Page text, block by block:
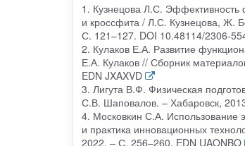
1. Кузнецова Л.С. Эффективность
и кроссфита / Л.С. Кузнецова, Ж.
С. 121–127. DOI 10.48114/2306-
2. Кулаков Е.А. Развитие
Е.А. Кулаков // Сборник
EDN JXAXVD
3. Лигута В.Ф. Физическая
С.В. Шаповалов. – Хабаровск,
4. Московкин С.А. Использование
и практика инновационных
2022. – С. 256–260. EDN UAONBO